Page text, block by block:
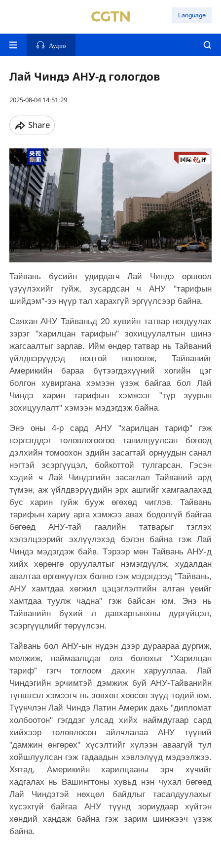
Language
Аудио
Лай Чиндэ АНУ-д гологдов
2025-08-04 14:51:29
Share
Тайвань бүсийн удирдагч Лай Чиндэ өршөөл
үзүүлэхийг гуйж, зусардсан ч АНУ "тарифын
шийдэм"-ээ нүүр тал харахгүй эргүүлсээр байна.
Саяхан АНУ Тайваньд 20 хувийн татвар ногдуулах
зэрэг "харилцан тарифын" зохицуулалтын шинэ
жагсаалтыг зарлав. Ийм өндөр татвар нь Тайваний
үйлдвэрүүдэд ноцтой нөлөөлж, Тайванийг
Америкийн бараа бүтээгдэхүүний хогийн цэг
болгон хувиргана хэмээн үзэж байгаа бол Лай
Чиндэ харин тарифын хэмжээг "түр зуурын
зохицуулалт" хэмээн мэдэгдэж байна.
Энэ оны 4-р сард АНУ "харилцан тариф" гэж
нэрлэгддэг төлөвлөгөөгөө танилцуулсан бөгөөд
дэлхийн томоохон эдийн засагтай орнуудын санал
нэгтэй эсэргүүцэл, бойкоттой тулгарсан. Гэсэн
хэдий ч Лай Чиндэгийн засаглал Тайваний ард
түмэн, аж үйлдвэрүүдийн эрх ашгийг хамгаалахад
бус харин гуйж бууж өгөхөд чиглэв. Тайвань
тарифын хариу арга хэмжээ авах бодолгүй байгаа
бөгөөд АНУ-тай гаалийн татварыг тэглэх
хэлэлцээрийг эхлүүлэхэд бэлэн байна гэж Лай
Чиндэ мэдэгдэж байв. Тэрээр мөн Тайвань АНУ-д
хийх хөрөнгө оруулалтыг нэмэгдүүлж, худалдан
авалтаа өргөжүүлэх болно гэж мэдэгдээд "Тайвань,
АНУ хамтдаа хөгжил цэцэглэлтийн алтан үеийг
хамтдаа туулж чадна" гэж байсан юм. Энэ нь
Тайванийн бүхий л давхаргынхны дургүйцэл,
эсэргүүцлийг төрүүлсэн.
Тайвань бол АНУ-ын нүдэн дээр дураараа дургиж,
мөлжиж, наймаалцдаг олз болохыг “Харилцан
тариф” гэгч тоглоом дахин харууллаа. Лай
Чиндэгийн эрчимтэй дэмжиж буй АНУ-Тайванийн
түншлэл хэмээгч нь зөвхөн хоосон зүүд төдий юм.
Түүнчлэн Лай Чиндэ Латин Америк дахь "дипломат
холбоотон" гэгддэг улсад хийх наймдугаар сард
хийхээр төлөвлөсөн айлчлалаа АНУ түүний
"дамжин өнгөрөх" хүсэлтийг хүлээн аваагүй тул
хойшлуулсан гэж гадаадын хэвлэлүүд мэдээлжээ.
Хятад, Америкийн харилцааны эрч хүчийг
хадгалах нь Вашингтоны хувьд нэн чухал бөгөөд
Лай Чиндэтэй нөхцөл байдлыг тасалдуулахыг
хүсэхгүй байгаа АНУ түүнд зориудаар хүйтэн
хөндий хандаж байна гэж зарим шинжээч үзэж
байна.